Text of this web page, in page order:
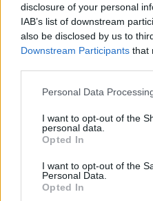
disclosure of your personal
IAB’s list of downstream
also be disclosed by us to
Downstream Participants that
Please note that this
not limited to your visit or
grant or deny consent to
use your data for below
consent section.
Personal Data
I want to opt-out of the
personal data.
Opted In
I want to opt-out of the
Personal Data.
Opted In
Aktuális
Paks II.: